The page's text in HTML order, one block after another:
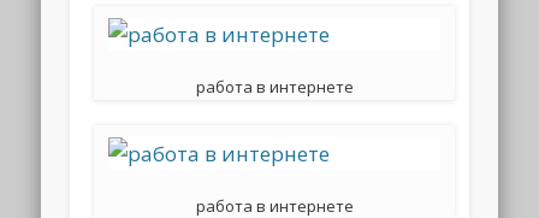
работа в интернете
работа в интернете